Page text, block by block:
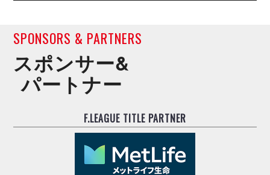
ヴォスクオーレ仙台
マルバ水戸FC
リガーレヴィア葛飾
Y．S．C．C．横浜
ヴィンセドール白山
アグレミーナ浜松
デウソン神戸
ポルセイド浜田
SPONSORS & PARTNERS
スポンサー&
パートナー
F.LEAGUE TITLE PARTNER